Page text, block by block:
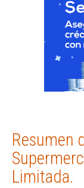
Resumen
Limitada.